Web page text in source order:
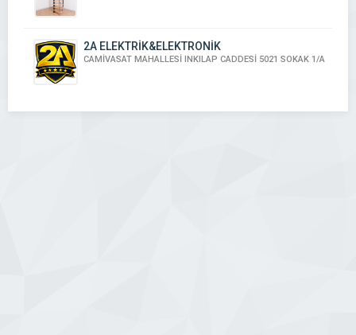
2A ELEKTRİK&ELEKTRONİK
CAMİVASAT MAHALLESİ INKILAP CADDESİ 5021 SOKAK 1/A